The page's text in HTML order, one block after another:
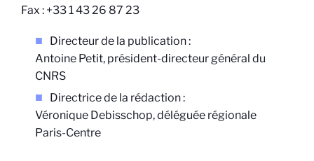
Fax : +33 1 43 26 87 23
Directeur de la publication :
Antoine Petit, président-directeur général du
CNRS
Directrice de la rédaction :
Véronique Debisschop, déléguée régionale
Paris-Centre